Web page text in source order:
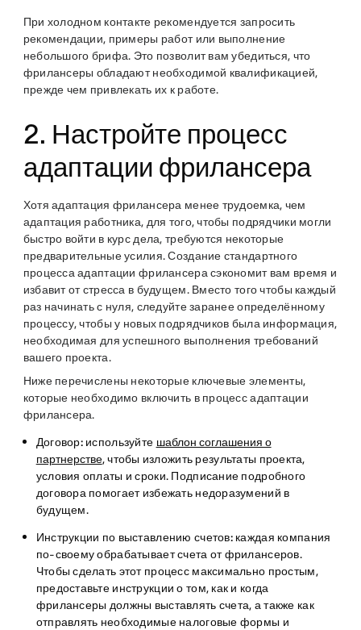
При холодном контакте рекомендуется запросить
рекомендации, примеры работ или выполнение
небольшого брифа. Это позволит вам убедиться, что
фрилансеры обладают необходимой квалификацией,
прежде чем привлекать их к работе.
2. Настройте процесс
адаптации фрилансера
Хотя адаптация фрилансера менее трудоемка, чем
адаптация работника, для того, чтобы подрядчики могли
быстро войти в курс дела, требуются некоторые
предварительные усилия. Создание стандартного
процесса адаптации фрилансера сэкономит вам время и
избавит от стресса в будущем. Вместо того чтобы каждый
раз начинать с нуля, следуйте заранее определённому
процессу, чтобы у новых подрядчиков была информация,
необходимая для успешного выполнения требований
вашего проекта.
Ниже перечислены некоторые ключевые элементы,
которые необходимо включить в процесс адаптации
фрилансера.
Договор:используйте шаблон соглашения о
партнерстве, чтобы изложить результаты проекта,
условия оплаты и сроки. Подписание подробного
договора помогает избежать недоразумений в
будущем.
Инструкции по выставлению счетов:каждая компания
по-своему обрабатывает счета от фрилансеров.
Чтобы сделать этот процесс максимально простым,
предоставьте инструкции о том, как и когда
фрилансеры должны выставлять счета, а также как
отправлять необходимые налоговые формы и